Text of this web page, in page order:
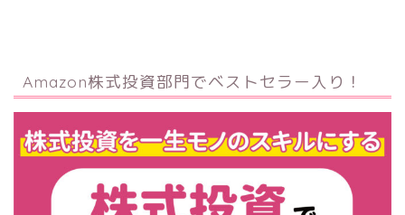
Amazon株式投資部門でベストセラー入り！